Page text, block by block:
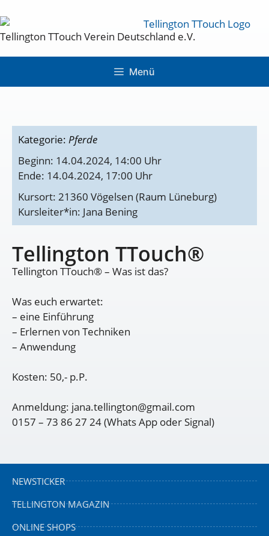
Tellington TTouch Verein Deutschland e.V.
Menü
Kategorie: Pferde
Beginn: 14.04.2024, 14:00 Uhr
Ende: 14.04.2024, 17:00 Uhr
Kursort: 21360 Vögelsen (Raum Lüneburg)
Kursleiter*in: Jana Bening
Tellington TTouch®
Tellington TTouch® – Was ist das?
Was euch erwartet:
– eine Einführung
– Erlernen von Techniken
– Anwendung
Kosten: 50,- p.P.
Anmeldung: jana.tellington@gmail.com
0157 – 73 86 27 24 (Whats App oder Signal)
NEWSTICKER
TELLINGTON MAGAZIN
ONLINE SHOPS